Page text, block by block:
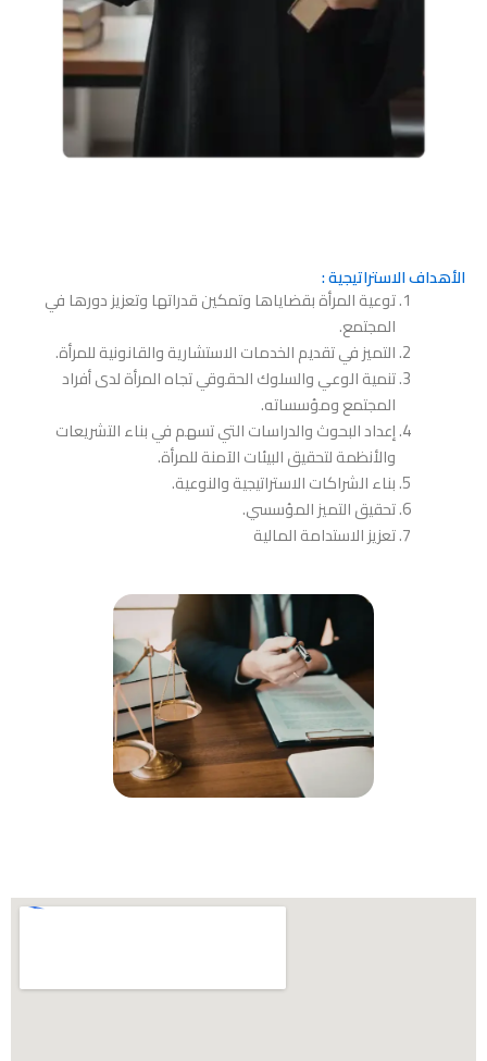
الأهداف الاستراتيجية :
توعية المرأة بقضاياها وتمكين قدراتها وتعزيز دورها في
المجتمع.
التميز في تقديم الخدمات الاستشارية والقانونية للمرأة.
تنمية الوعي والسلوك الحقوقي تجاه المرأة لدى أفراد
المجتمع ومؤسساته.
إعداد البحوث والدراسات التي تسهم في بناء التشريعات
والأنظمة لتحقيق البيئات الآمنة للمرأة.
بناء الشراكات الاستراتيجية والنوعية.
تحقيق التميز المؤسسي.
تعزيز الاستدامة المالية